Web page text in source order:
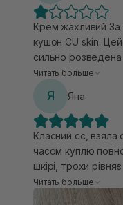
Крем жахливий За все життя підходив лише
кушон CU skin. Цей
сильно розведена
одним словом). І
черговий раз в
рулить 😁
Читать больше
Я Яна
Класний cc, взяла
часом куплю
шкірі, трохи
плотні тональні
універсальний
Читать больше